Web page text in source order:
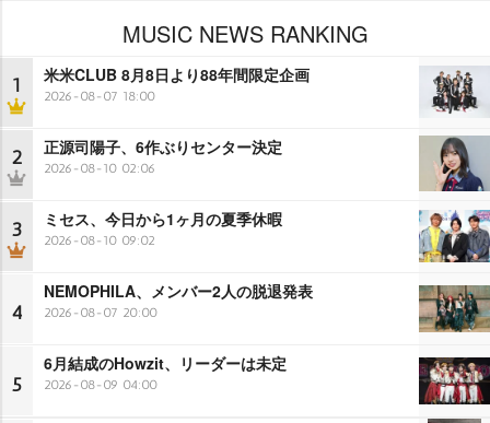
MUSIC NEWS RANKING
1 米米CLUB 8月8日より88年間限定企画
2026-08-07 18:00
2 正源司陽子、6作ぶりセンター決定
2026-08-10 02:06
3 ミセス、今日から1ヶ月の夏季休暇
2026-08-10 09:02
4
NEMOPHILA、メンバー2人の脱退発表
2026-08-07 20:00
5
6月結成のHowzit、リーダーは未定
2026-08-09 04:00